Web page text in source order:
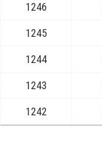
1246
1245
1244
1243
1242